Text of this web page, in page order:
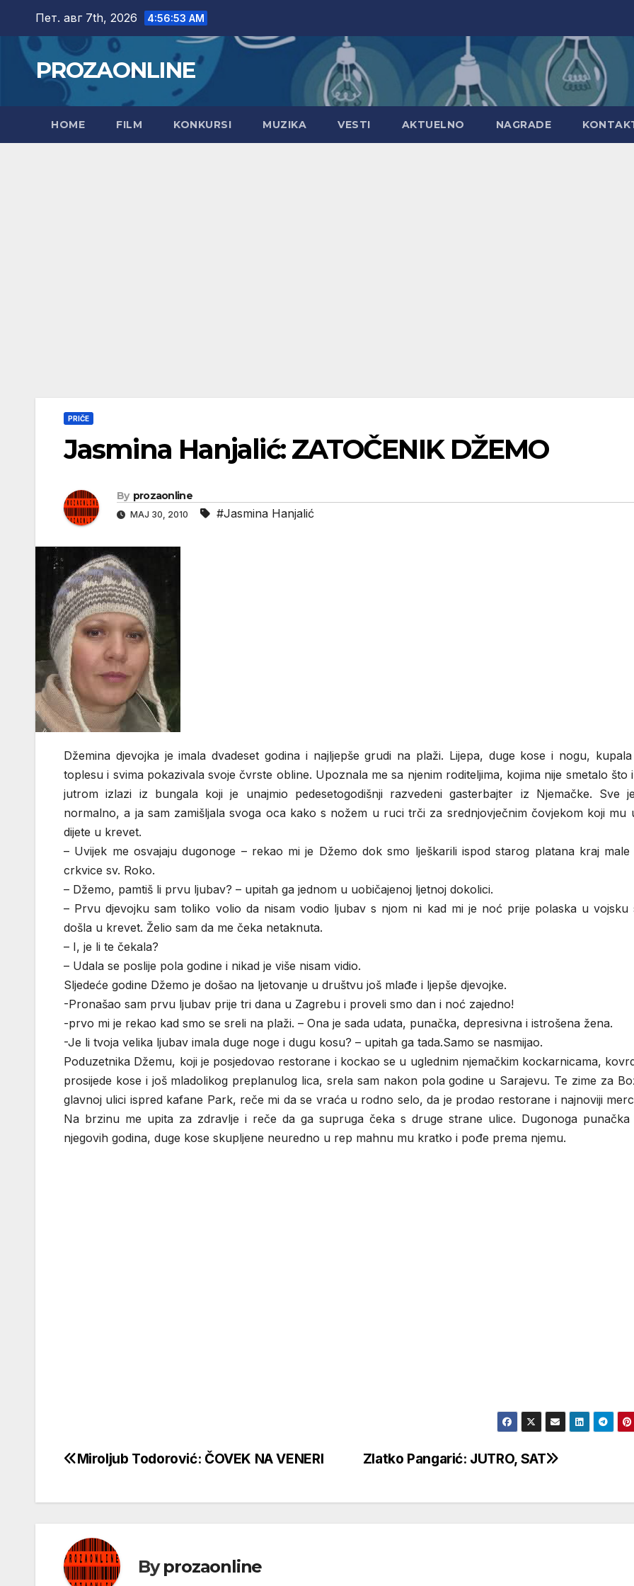
content
Пет. авг 7th, 2026 4:56:54 AM
PROZAONLINE
HOME FILM KONKURSI MUZIKA VESTI AKTUELNO NAGRADE
PRIČE
Jasmina Hanjalić: ZATOČENIK DŽEMO
By prozaonline
МАЈ 30, 2010 #Jasmina Hanjalić
Džemina djevojka je imala dvadeset godina i najljepše grudi na plaži. Lijepa, duge kose i nogu,
toplesu i svima pokazivala svoje čvrste obline. Upoznala me sa njenim roditeljima, kojima nije smetalo što
jutrom izlazi iz bungala koji je unajmio pedesetogodišnji razvedeni gasterbajter iz Njemačke. Sve
normalno, a ja sam zamišljala svoga oca kako s nožem u ruci trči za srednjovječnim čovjekom koji mu
dijete u krevet.
– Uvijek me osvajaju dugonoge – rekao mi je Džemo dok smo lješkarili ispod starog platana kraj male
crkvice sv. Roko.
– Džemo, pamtiš li prvu ljubav? – upitah ga jednom u uobičajenoj ljetnoj dokolici.
– Prvu djevojku sam toliko volio da nisam vodio ljubav s njom ni kad mi je noć prije polaska u vojsku
došla u krevet. Želio sam da me čeka netaknuta.
– I, je li te čekala?
– Udala se poslije pola godine i nikad je više nisam vidio.
Sljedeće godine Džemo je došao na ljetovanje u društvu još mlađe i ljepše djevojke.
-Pronašao sam prvu ljubav prije tri dana u Zagrebu i proveli smo dan i noć zajedno!
-prvo mi je rekao kad smo se sreli na plaži. – Ona je sada udata, punačka, depresivna i istrošena žena.
-Je li tvoja velika ljubav imala duge noge i dugu kosu? – upitah ga tada.Samo se nasmijao.
Poduzetnika Džemu, koji je posjedovao restorane i kockao se u uglednim njemačkim kockarnicama,
prosijede kose i još mladolikog preplanulog lica, srela sam nakon pola godine u Sarajevu. Te zime za
glavnoj ulici ispred kafane Park, reče mi da se vraća u rodno selo, da je prodao restorane i najnoviji
Na brzinu me upita za zdravlje i reče da ga supruga čeka s druge strane ulice. Dugonoga punačka
njegovih godina, duge kose skupljene neuredno u rep mahnu mu kratko i pođe prema njemu.
Кретање
Zlatko Pangarić: JUTRO, SAT
Miroljub Todorović: ČOVEK NA VENERI
Byprozaonline